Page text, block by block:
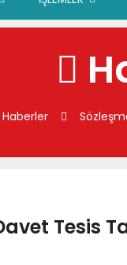
Haberler
Tesis